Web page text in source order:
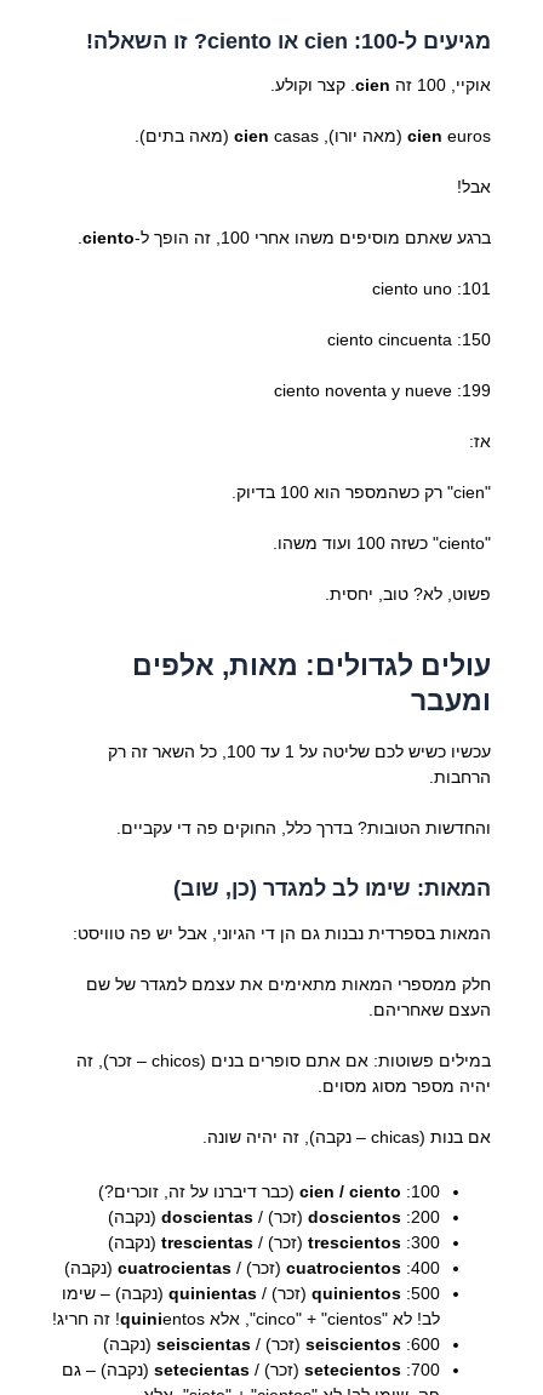
מגיעים ל-100: cien או ciento? זו השאלה!
אוקיי, 100 זה cien. קצר וקולע.
cien euros (מאה יורו), cien casas (מאה בתים).
אבל!
ברגע שאתם מוסיפים משהו אחרי 100, זה הופך ל- ciento
.
101: ciento uno
150: ciento cincuenta
199: ciento noventa y nueve
אז:
"cien" רק כשהמספר הוא 100 בדיוק.
"ciento" כשזה 100 ועוד משהו.
פשוט, לא? טוב, יחסית.
עולים לגדולים: מאות, אלפים
ומעבר
עכשיו כשיש לכם שליטה על 1 עד 100, כל השאר זה רק
הרחבות.
והחדשות הטובות? בדרך כלל, החוקים פה די עקביים.
המאות: שימו לב למגדר (כן, שוב)
המאות בספרדית נבנות גם הן די הגיוני, אבל יש פה טוויסט:
חלק ממספרי המאות מתאימים את עצמם למגדר של שם
העצם שאחריהם.
במילים פשוטות: אם אתם סופרים בנים (chicos – זכר), זה
יהיה מספר מסוג מסוים.
אם בנות (chicas – נקבה), זה יהיה שונה.
100:
cien / ciento(כבר דיברנו על זה, זוכרים?)
200:
doscientos(זכר) / doscientas(נקבה)
300:
trescientos(זכר) / trescientas(נקבה)
400:
cuatrocientos(זכר) / cuatrocientas(נקבה)
500:
quinientos(זכר) / quinientas(נקבה) – שימו
לב! לא "cinco" + "cientos", אלא
quinientos! זה חריג!
600:
seiscientos(זכר) / seiscientas(נקבה)
700:
setecientos(זכר) / setecientas(נקבה) – גם